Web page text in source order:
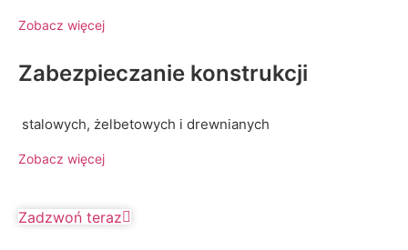
Zobacz więcej
Zabezpieczanie konstrukcji
stalowych, żelbetowych i drewnianych
Zobacz więcej
Zadzwoń teraz